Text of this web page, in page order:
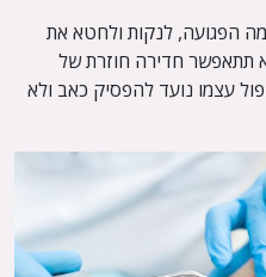
הפגועה, לנקות ולחטא את
תתאפשר חדירה חוזרת של
עצמו נועד להפסיק כאב ולא